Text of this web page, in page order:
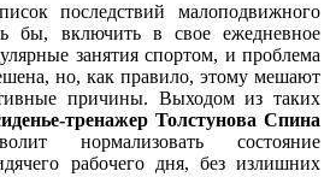
последствий малоподвижного
бы, включить в свое ежедневное
занятия спортом, и проблема
но, как правило, этому мешают
причины. Выходом из таких
тренажер Толстунова Спина
нормализовать состояние
рабочего дня, без излишних